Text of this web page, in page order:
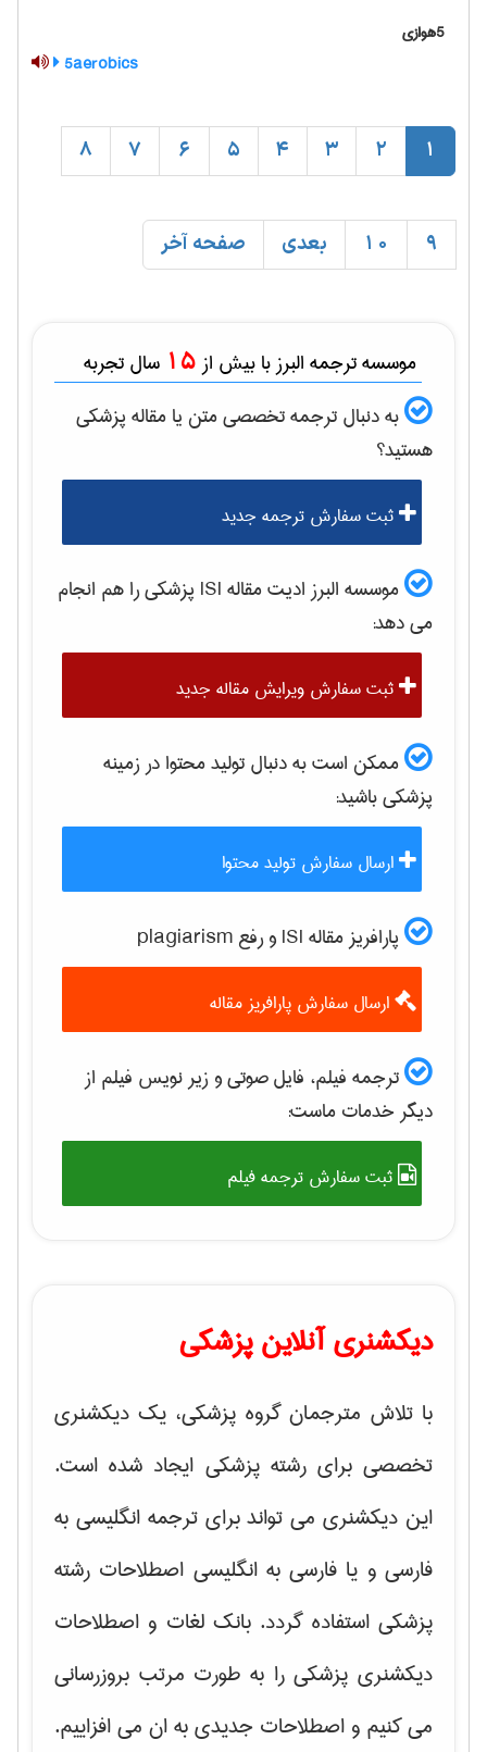
5هوازی
5aerobics
1
2
3
4
5
6
7
8
9
10 بعدی صفحه آخر
موسسه ترجمه البرز با بیش از 15 سال تجربه
به دنبال ترجمه تخصصی متن یا مقالهپزشكی
هستید؟
ثبت سفارش ترجمه جدید
موسسه البرز ادیت مقاله ISI پزشكیرا هم انجام
می دهد:
ثبت سفارش ویرایش مقاله جدید
ممکن است به دنبال تولید محتوا در زمینه
پزشكیباشید:
ارسال سفارش تولید محتوا
پارافریز مقاله ISI و رفع plagiarism
ارسال سفارش پارافریز مقاله
ترجمه فیلم، فایل صوتی و زیر نویس فیلم از
دیگر خدمات ماست:
ثبت سفارش ترجمه فیلم
دیکشنری آنلاین پزشکی
با تلاش مترجمان گروه پزشکی، یک دیکشنری
تخصصی برای رشته پزشکی ایجاد شده است.
این دیکشنری می تواند برای ترجمه انگلیسی به
فارسی و یا فارسی به انگلیسی اصطلاحات رشته
پزشکی استفاده گردد. بانک لغات و اصطلاحات
دیکشنری پزشکی را به طورت مرتب بروزرسانی
می کنیم و اصطلاحات جدیدی به ان می افزاییم.